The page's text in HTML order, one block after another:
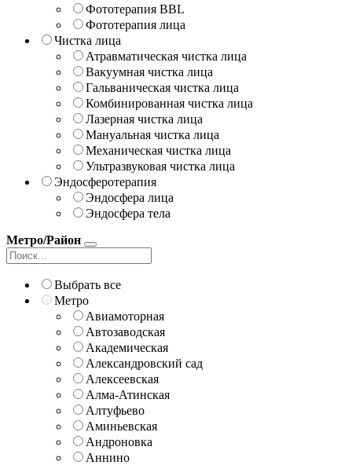
Фототерапия BBL
Фототерапия лица
Чистка лица
Атравматическая чистка лица
Вакуумная чистка лица
Гальваническая чистка лица
Комбинированная чистка лица
Лазерная чистка лица
Мануальная чистка лица
Механическая чистка лица
Ультразвуковая чистка лица
Эндосферотерапия
Эндосфера лица
Эндосфера тела
Метро/Район
Выбрать все
Метро
Авиамоторная
Автозаводская
Академическая
Александровский сад
Алексеевская
Алма-Атинская
Алтуфьево
Аминьевская
Андроновка
Аннино